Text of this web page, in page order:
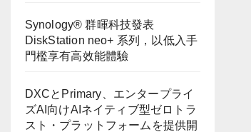
Synology® 群暉科技發表
DiskStation neo+ 系列，以低入手
門檻享有高效能體驗
DXCとPrimary、エンタープライ
ズAI向けAIネイティブ型ゼロトラ
スト・プラットフォームを提供開